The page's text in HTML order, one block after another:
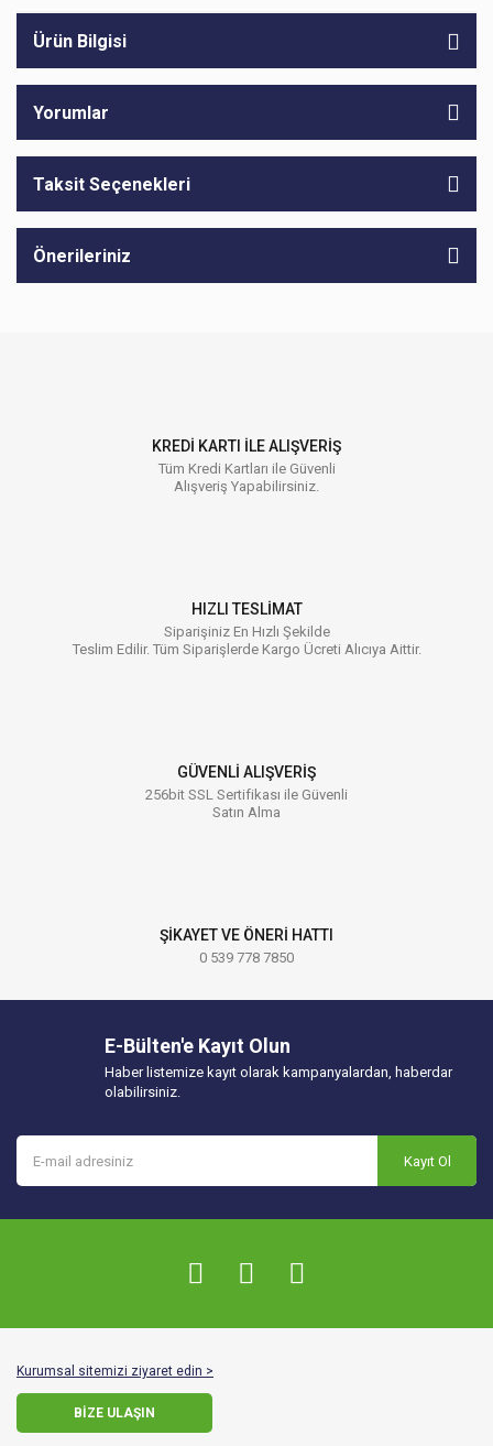
Ürün Bilgisi
Yorumlar
Taksit Seçenekleri
Önerileriniz
KREDİ KARTI İLE ALIŞVERİŞ
Tüm Kredi Kartları ile Güvenli
Alışveriş Yapabilirsiniz.
HIZLI TESLİMAT
Siparişiniz En Hızlı Şekilde
Teslim Edilir. Tüm Siparişlerde Kargo Ücreti Alıcıya Aittir.
GÜVENLİ ALIŞVERİŞ
256bit SSL Sertifikası ile Güvenli
Satın Alma
ŞİKAYET VE ÖNERİ HATTI
0 539 778 7850
E-Bülten'e Kayıt Olun
Haber listemize kayıt olarak kampanyalardan, haberdar
olabilirsiniz.
Kayıt Ol
Kurumsal sitemizi ziyaret edin >
BİZE ULAŞIN